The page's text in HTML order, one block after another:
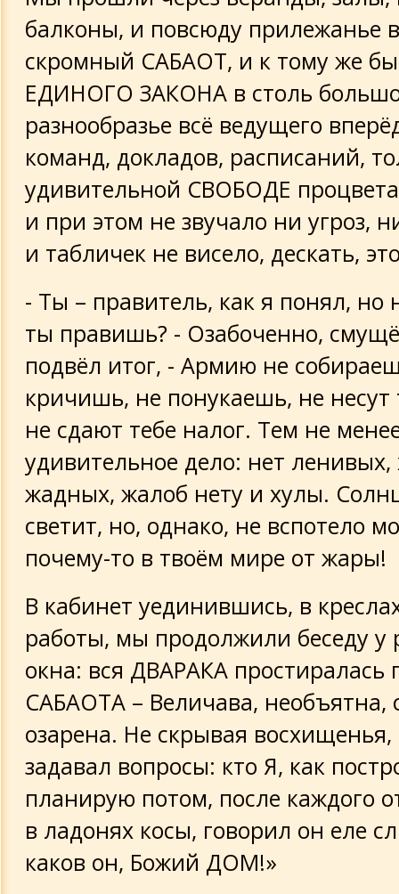
балконы, и повсюду прилежанье
скромный САБАОТ, и к тому же
ЕДИНОГО ЗАКОНА в столь
разнообразье всё ведущего
команд, докладов, расписаний,
удивительной СВОБОДЕ
и при этом не звучало ни угроз,
и табличек не висело, дескать,
- Ты – правитель, как я понял, но
ты правишь? - Озабоченно,
подвёл итог, - Армию не
кричишь, не понукаешь, не несут
не сдают тебе налог. Тем не
удивительное дело: нет
жадных, жалоб нету и хулы.
светит, но, однако, не вспотело
почему-то в твоём мире от жары!
В кабинет уединившись, в
работы, мы продолжили беседу у
окна: вся ДВАРАКА простиралась
САБАОТА – Величава, необъятна,
озарена. Не скрывая восхищенья,
задавал вопросы: кто Я, как
планирую потом, после каждого
в ладонях косы, говорил он еле
каков он, Божий ДОМ!»